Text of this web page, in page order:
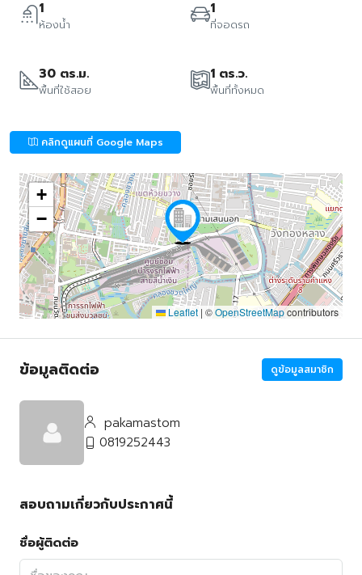
1
ห้องน้ำ
1
ที่จอดรถ
30 ตร.ม.
พื้นที่ใช้สอย
1 ตร.ว.
พื้นที่ทั้งหมด
คลิกดูแผนที่ Google Maps
+
−
Leaflet | ©OpenStreetMapcontributors
ข้อมูลติดต่อ ดูข้อมูลสมาชิก
pakamastom
0819252443
สอบถามเกี่ยวกับประกาศนี้
ชื่อผู้ติดต่อ